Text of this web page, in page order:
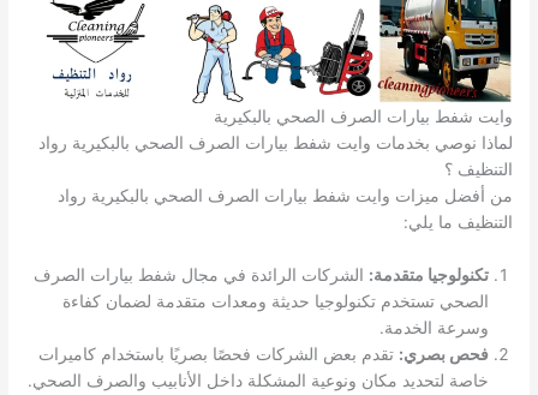
وايت شفط بيارات الصرف الصحي بالبكيرية
لماذا نوصي بخدمات وايت شفط بيارات الصرف الصحي بالبكيرية رواد
التنظيف ؟
من أفضل ميزات وايت شفط بيارات الصرف الصحي بالبكيرية رواد
التنظيف ما يلي:
تكنولوجيا متقدمة: الشركات الرائدة في مجال شفط بيارات الصرف
الصحي تستخدم تكنولوجيا حديثة ومعدات متقدمة لضمان كفاءة
وسرعة الخدمة.
فحص بصري: تقدم بعض الشركات فحصًا بصريًا باستخدام كاميرات
خاصة لتحديد مكان ونوعية المشكلة داخل الأنابيب والصرف الصحي.